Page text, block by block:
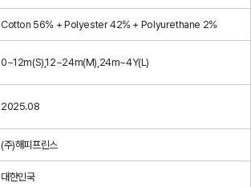
Cotton 56% + Polyester 42% + Polyurethane 2%
0~12m(S),12~24m(M),24m~4Y(L)
2025.08
(주)해피프린스
대한민국